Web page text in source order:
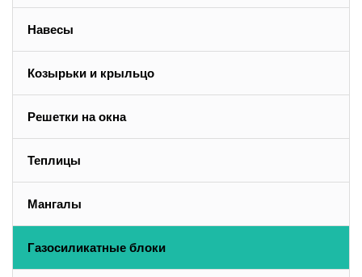
Навесы
Козырьки и крыльцо
Решетки на окна
Теплицы
Мангалы
Газосиликатные блоки